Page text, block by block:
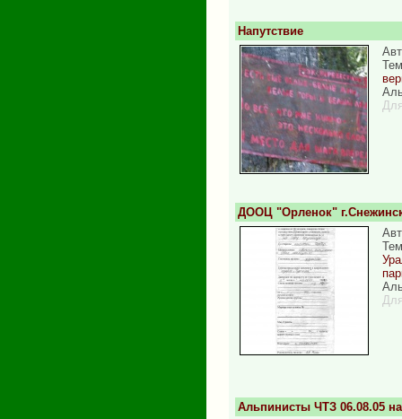
Напутствие
ДООЦ "Орленок"
Альпинисты ЧТЗ 06.08.05 на